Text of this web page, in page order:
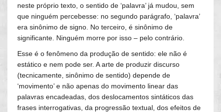
neste próprio texto, o sentido de ‘palavra’ já mudou, sem
que ninguém percebesse: no segundo parágrafo, ‘palavra’
era sinônimo de signo. No terceiro, é sinônimo de
significante. Ninguém morre por isso – pelo contrário.
Esse é o fenômeno da produção de sentido: ele não é
estático e nem pode ser. A arte de produzir discurso
(tecnicamente, sinônimo de sentido) depende de
‘movimento’ e não apenas do movimento linear das
palavras encadeadas, dos deslocamentos sintáticos das
frases interrogativas, da progressão textual, dos efeitos de